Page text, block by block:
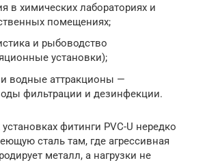
в химических лабораториях и
помещениях;
и рыбоводство
установки);
водные аттракционы —
фильтрации и дезинфекции.
фитинги PVC-U нередко
сталь там, где агрессивная
металл, а нагрузки не